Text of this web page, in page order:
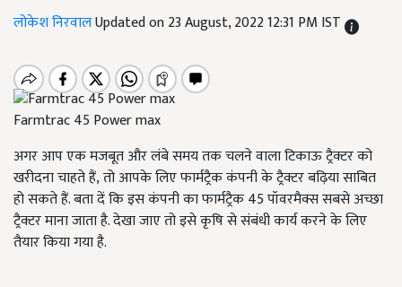
लोकेश निरवालUpdated on 23 August, 2022 12:31 PM IST
Farmtrac 45 Power max
अगर आप एक मजबूत और लंबे समय तक चलने वाला टिकाऊ ट्रैक्टर को
खरीदना चाहते हैं, तो आपके लिए फार्मट्रैक कंपनी के ट्रैक्टर बढ़िया साबित
हो सकते हैं. बता दें कि इस कंपनी का फार्मट्रैक 45पॉवरमैक्स सबसे अच्छा
ट्रैक्टर माना जाता है. देखा जाए तो इसे कृषि से संबंधी कार्य करने के लिए
तैयार किया गया है.